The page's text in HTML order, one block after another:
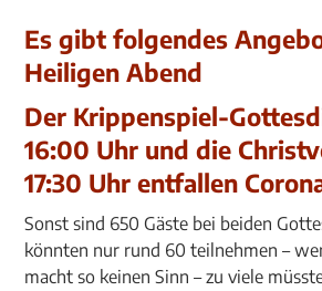
Es gibt folgendes
Heiligen Abend
Der Krippenspiel-
16:00 Uhr und die
17:30 Uhr entfallen
Sonst sind 650 Gäste bei beiden
könnten nur rund 60 teilnehmen –
macht so keinen Sinn – zu viele